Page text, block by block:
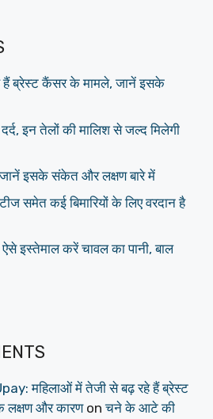
हैं ब्रेस्ट कैंसर के मामले, जानें इसके
इन तेलों की मालिश से जल्द मिलेगी
इसके संकेत और लक्षण बारे में
समेत कई बिमारियों के लिए वरदान है
इस्तेमाल करें चावल का पानी, बाल
महिलाओं में तेजी से बढ़ रहे हैं ब्रेस्ट
और कारणonचने के आटे की